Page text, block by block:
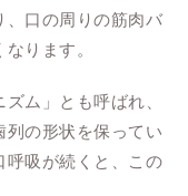
、口の周りの筋肉バ
ります。
ム」とも呼ばれ、
列の形状を保ってい
呼吸が続くと、この